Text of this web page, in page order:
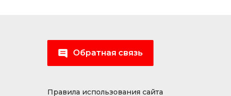
Обратная связь
Правила использования сайта